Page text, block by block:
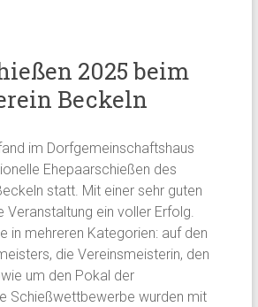
2025 beim
Beckeln
im Dorfgemeinschaftshaus
Ehepaarschießen des
statt. Mit einer sehr guten
Veranstaltung ein voller Erfolg.
in mehreren Kategorien: auf den
die Vereinsmeisterin, den
um den Pokal der
Schießwettbewerbe wurden mit